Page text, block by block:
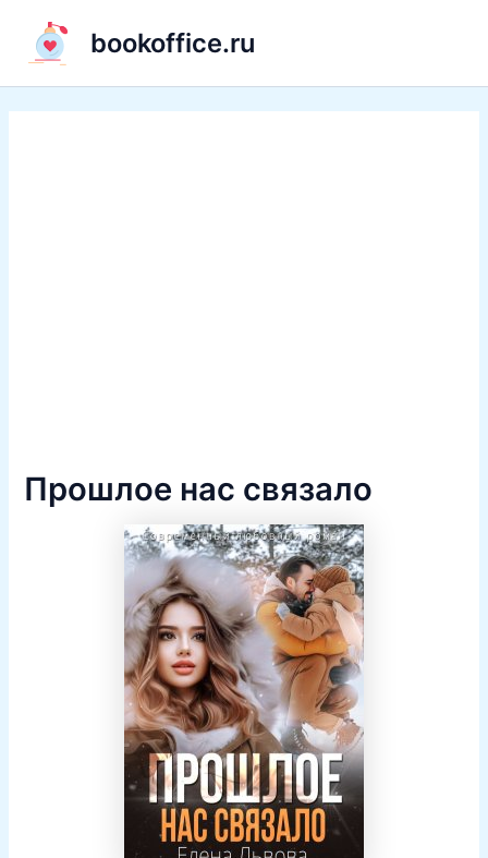
содержимому
bookoffice.ru
Прошлое нас связало